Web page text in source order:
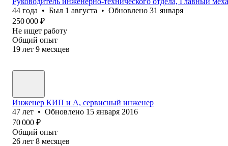
44 года • Был 1 августа • Обновлено 31 января
250 000 ₽
Не ищет работу
Общий опыт
19 лет 9 месяцев
Инженер КИП и А, сервисный инженер
47 лет • Обновлено 15 января 2016
70 000 ₽
Общий опыт
26 лет 8 месяцев